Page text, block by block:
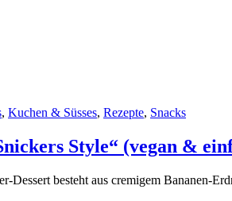
, Kuchen & Süsses, Rezepte, Snacks
Style“ (vegan &
Dessert besteht aus cremigem Bananen-